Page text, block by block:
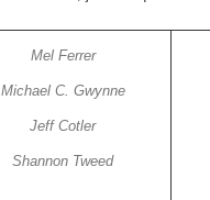
Mel Ferrer
Michael C. Gwynne
Jeff Cotler
Shannon Tweed